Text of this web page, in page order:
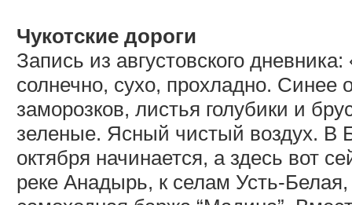
Чукотские дороги
Запись из августовского
солнечно, сухо, прохладно.
заморозков, листья голубики и
зеленые. Ясный чистый воздух. В
октября начинается, а здесь вот
реке Анадырь, к селам Усть-